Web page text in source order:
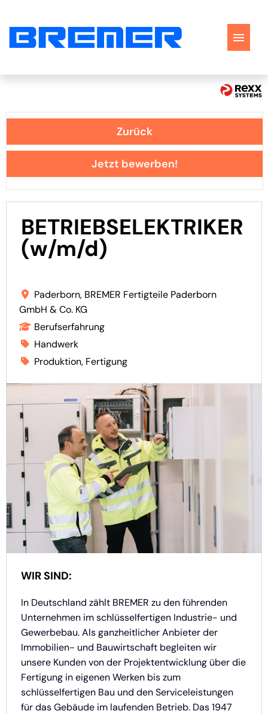
Perspektiven
Bewerbungstipps
FAQ
Zurück
Jetzt bewerben!
BETRIEBSELEKTRIKER
(w/m/d)
Paderborn, BREMER Fertigteile Paderborn
GmbH & Co. KG
Berufserfahrung
Handwerk
Produktion, Fertigung
WIR SIND:
In Deutschland zählt BREMER zu den führenden
Unternehmen im schlüsselfertigen Industrie- und
Gewerbebau. Als ganzheitlicher Anbieter der
Immobilien- und Bauwirtschaft begleiten wir
unsere Kunden von der Projektentwicklung über die
Fertigung in eigenen Werken bis zum
schlüsselfertigen Bau und den Serviceleistungen
für das Gebäude im laufenden Betrieb. Das 1947